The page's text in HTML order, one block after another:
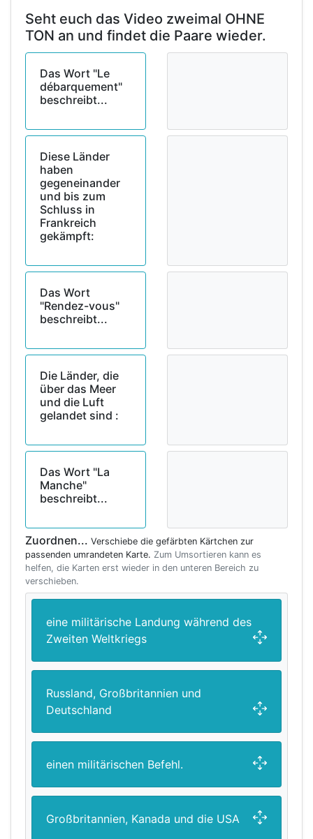
Seht euch das Video zweimal OHNE
TON an und findet die Paare wieder.
Das Wort "Le
débarquement"
beschreibt...
Diese Länder
haben
gegeneinander
und bis zum
Schluss in
Frankreich
gekämpft:
Das Wort
"Rendez-vous"
beschreibt...
Die Länder, die
über das Meer
und die Luft
gelandet sind :
Das Wort "La
Manche"
beschreibt...
Zuordnen... Verschiebe die gefärbten Kärtchen zur
passenden umrandeten Karte. Zum Umsortieren kann es
helfen, die Karten erst wieder in den unteren Bereich zu
verschieben.
eine militärische Landung während des
Zweiten Weltkriegs
Russland, Großbritannien und
Deutschland
einen militärischen Befehl.
Großbritannien, Kanada und die USA